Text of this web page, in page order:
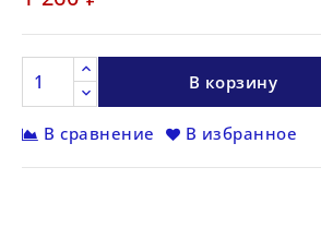
В корзину
В сравнение В избранное